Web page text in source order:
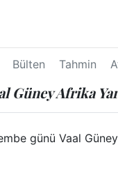
Bülten Tahmin
Güney Afrika
günü Vaal